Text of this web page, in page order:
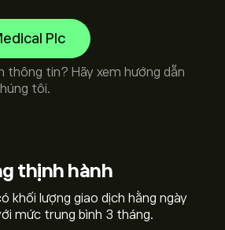
thịnh hành
khối lượng giao dịch hằng ngày
mức trung bình 3 tháng.
Plc
thông tin? Hãy xem hướng dẫn
tôi.